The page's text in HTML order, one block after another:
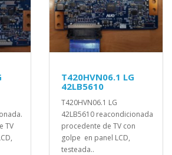
TV
T420HVN06.1 LG
42LB5610
T420HVN06.1 LG
42LB5610 reacondicionada
procedente de TV con
golpe en panel LCD,
testeada..